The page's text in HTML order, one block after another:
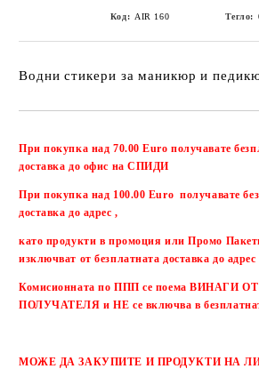
Код: AIR 160 Тегло:
Водни стикери за маникюр и
При покупка над 70.00 Euro получавате
доставка до офис на СПИДИ
При покупка над 100.00 Euro получавате
доставка до адрес ,
като продукти в промоция или Промо
изключват от безплатната доставка до адрес
Комисионната по ППП се поема ВИНАГИ ОТ
ПОЛУЧАТЕЛЯ и НЕ се включва в
МОЖЕ ДА ЗАКУПИТЕ И ПРОДУКТИ НА